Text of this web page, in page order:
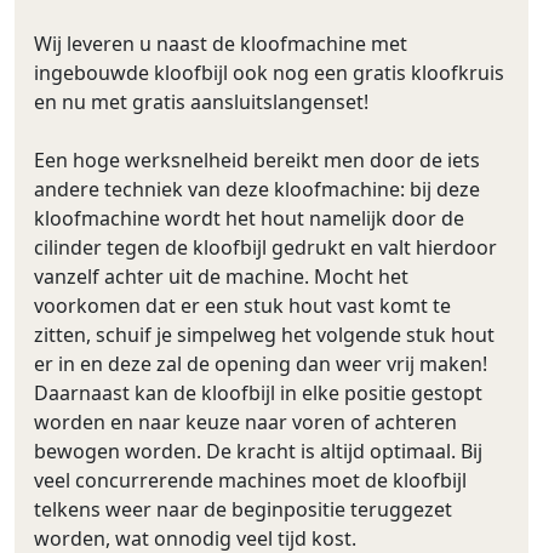
Wij leveren u naast de kloofmachine met
ingebouwde kloofbijl ook nog een gratis kloofkruis
en nu met gratis aansluitslangenset!
Een hoge werksnelheid bereikt men door de iets
andere techniek van deze kloofmachine: bij deze
kloofmachine wordt het hout namelijk door de
cilinder tegen de kloofbijl gedrukt en valt hierdoor
vanzelf achter uit de machine. Mocht het
voorkomen dat er een stuk hout vast komt te
zitten, schuif je simpelweg het volgende stuk hout
er in en deze zal de opening dan weer vrij maken!
Daarnaast kan de kloofbijl in elke positie gestopt
worden en naar keuze naar voren of achteren
bewogen worden. De kracht is altijd optimaal. Bij
veel concurrerende machines moet de kloofbijl
telkens weer naar de beginpositie teruggezet
worden, wat onnodig veel tijd kost.